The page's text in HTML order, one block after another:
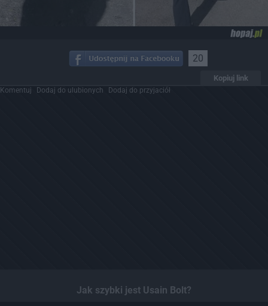
20
Kopiuj link
Komentuj Dodaj do ulubionych Dodaj do przyjaciół
Jak szybki jest Usain Bolt?